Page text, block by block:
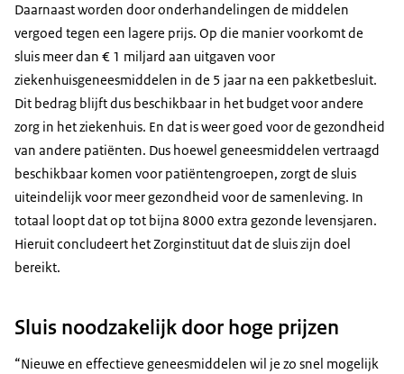
Daarnaast worden door onderhandelingen de middelen
vergoed tegen een lagere prijs. Op die manier voorkomt de
sluis meer dan € 1 miljard aan uitgaven voor
ziekenhuisgeneesmiddelen in de 5 jaar na een pakketbesluit.
Dit bedrag blijft dus beschikbaar in het budget voor andere
zorg in het ziekenhuis. En dat is weer goed voor de gezondheid
van andere patiënten. Dus hoewel geneesmiddelen vertraagd
beschikbaar komen voor patiëntengroepen, zorgt de sluis
uiteindelijk voor meer gezondheid voor de samenleving. In
totaal loopt dat op tot bijna 8000 extra gezonde levensjaren.
Hieruit concludeert het Zorginstituut dat de sluis zijn doel
bereikt.
Sluis noodzakelijk door hoge prijzen
“Nieuwe en effectieve geneesmiddelen wil je zo snel mogelijk